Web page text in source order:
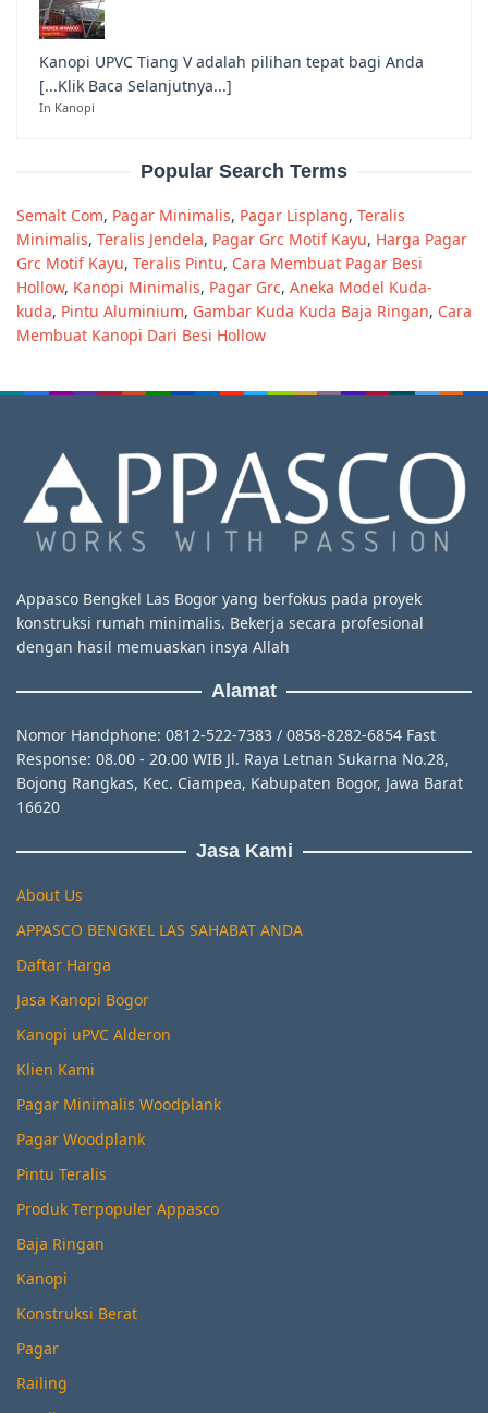
Kanopi UPVC Tiang V adalah pilihan tepat bagi Anda
[...Klik Baca Selanjutnya...]
In Kanopi
Popular Search Terms
Semalt Com, Pagar Minimalis, Pagar Lisplang, Teralis
Minimalis, Teralis Jendela, Pagar Grc Motif Kayu, Harga Pagar
Grc Motif Kayu, Teralis Pintu, Cara Membuat Pagar Besi
Hollow, Kanopi Minimalis, Pagar Grc, Aneka Model Kuda-
kuda, Pintu Aluminium, Gambar Kuda Kuda Baja Ringan, Cara
Membuat Kanopi Dari Besi Hollow
Appasco Bengkel Las Bogor yang berfokus pada proyek
konstruksi rumah minimalis. Bekerja secara profesional
dengan hasil memuaskan insya Allah
Alamat
Nomor Handphone: 0812-522-7383 / 0858-8282-6854 Fast
Response: 08.00 - 20.00 WIB Jl. Raya Letnan Sukarna No.28,
Bojong Rangkas, Kec. Ciampea, Kabupaten Bogor, Jawa Barat
16620
Jasa Kami
About Us
APPASCO BENGKEL LAS SAHABAT ANDA
Daftar Harga
Jasa Kanopi Bogor
Kanopi uPVC Alderon
Klien Kami
Pagar Minimalis Woodplank
Pagar Woodplank
Pintu Teralis
Produk Terpopuler Appasco
Baja Ringan
Kanopi
Konstruksi Berat
Pagar
Railing